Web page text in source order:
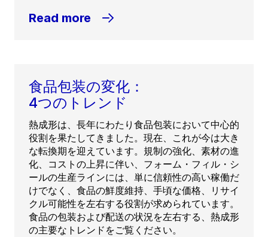
Read more
食品包装の変化：
4つのトレンド
熱成形は、長年にわたり食品包装において中心的
役割を果たしてきました。現在、これが今は大き
な転換期を迎えています。規制の強化、素材の進
化、コストの上昇に伴い、フォーム・フィル・シ
ールの生産ラインには、単に信頼性の高い稼働だ
けでなく、食品の鮮度維持、手頃な価格、リサイ
クル可能性を左右する役割が求められています。
食品の包装および配送の状況を左右する、熱成形
の主要なトレンドをご覧ください。